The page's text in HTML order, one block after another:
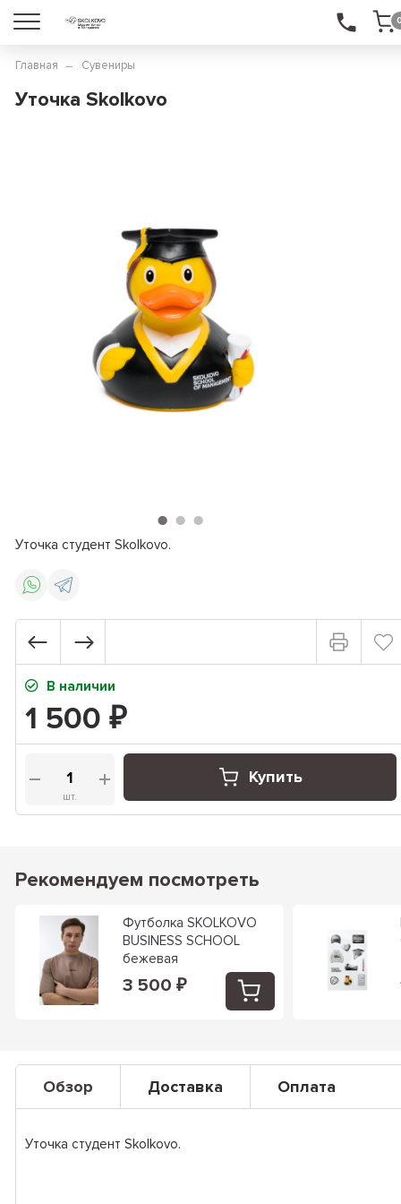
Главная Сувениры
Уточка Skolkovo
Уточка студент Skolkovo.
В наличии
1 500 ₽
шт.
Купить
Рекомендуем посмотреть
Футболка SKOLKOVO
BUSINESS SCHOOL
бежевая
3 500 ₽
Обзор Доставка Оплата
Уточка студент Skolkovo.